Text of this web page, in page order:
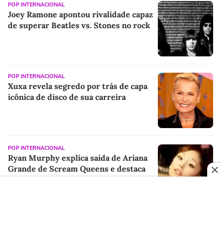
POP INTERNACIONAL
Joey Ramone apontou rivalidade capaz
de superar Beatles vs. Stones no rock
POP INTERNACIONAL
Xuxa revela segredo por trás de capa
icônica de disco de sua carreira
POP INTERNACIONAL
Ryan Murphy explica saída de Ariana
Grande de Scream Queens e destaca
agenda da cantora